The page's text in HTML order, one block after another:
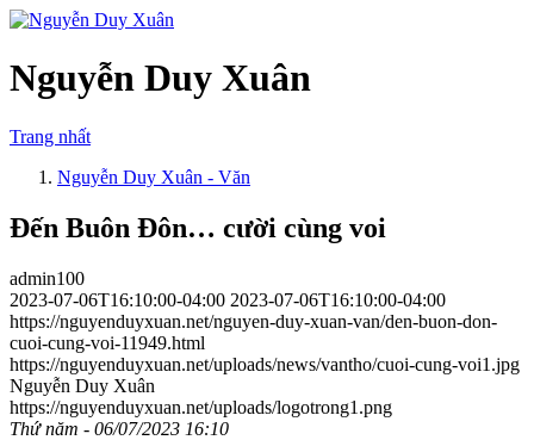
Nguyễn Duy Xuân
Trang nhất
Nguyễn Duy Xuân - Văn
Đến Buôn Đôn… cười cùng voi
admin100
2023-07-06T16:10:00-04:00 2023-07-06T16:10:00-04:00
https://nguyenduyxuan.net/nguyen-duy-xuan-van/den-buon-don-
cuoi-cung-voi-11949.html
https://nguyenduyxuan.net/uploads/news/vantho/cuoi-cung-voi1.jpg
Nguyễn Duy Xuân
https://nguyenduyxuan.net/uploads/logotrong1.png
Thứ năm - 06/07/2023 16:10